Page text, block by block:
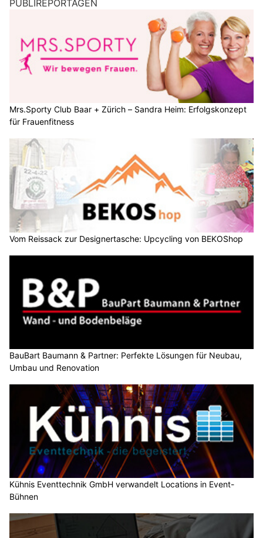
PUBLIREPORTAGEN
Mrs.Sporty Club Baar + Zürich – Sandra Heim: Erfolgskonzept
für Frauenfitness
Vom Reissack zur Designertasche: Upcycling von BEKOShop
BauBart Baumann & Partner: Perfekte Lösungen für Neubau,
Umbau und Renovation
Kühnis Eventtechnik GmbH verwandelt Locations in Event-
Bühnen